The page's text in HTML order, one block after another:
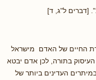
[דברים ל"ג, ד]
החיים של האדם מישראל
בתורה, לכן אדם יבטא
העדינים ביותר של